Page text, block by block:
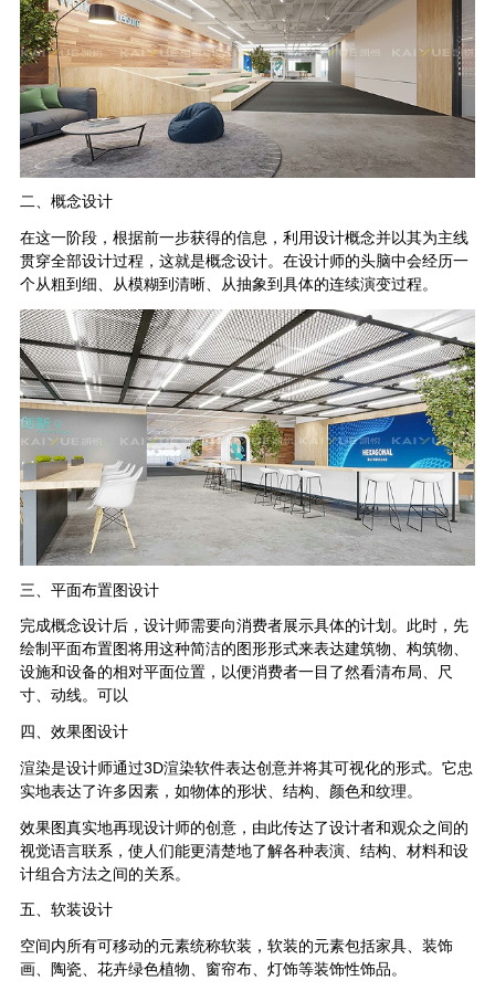
二、概念设计
在这一阶段，根据前一步获得的信息，利用设计概念并以其为主线
贯穿全部设计过程，这就是概念设计。在设计师的头脑中会经历一
个从粗到细、从模糊到清晰、从抽象到具体的连续演变过程。
三、平面布置图设计
完成概念设计后，设计师需要向消费者展示具体的计划。此时，先
绘制平面布置图将用这种简洁的图形形式来表达建筑物、构筑物、
设施和设备的相对平面位置，以便消费者一目了然看清布局、尺
寸、动线。可以
四、效果图设计
渲染是设计师通过3D渲染软件表达创意并将其可视化的形式。它忠
实地表达了许多因素，如物体的形状、结构、颜色和纹理。
效果图真实地再现设计师的创意，由此传达了设计者和观众之间的
视觉语言联系，使人们能更清楚地了解各种表演、结构、材料和设
计组合方法之间的关系。
五、软装设计
空间内所有可移动的元素统称软装，软装的元素包括家具、装饰
画、陶瓷、花卉绿色植物、窗帘布、灯饰等装饰性饰品。